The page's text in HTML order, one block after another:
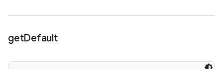
getDefault